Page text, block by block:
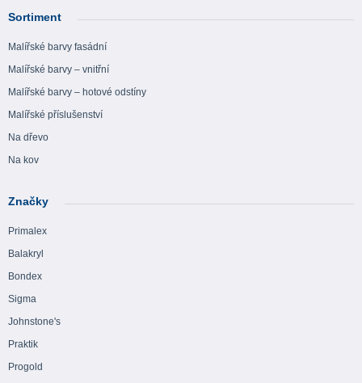
Sortiment
Malířské barvy fasádní
Malířské barvy – vnitřní
Malířské barvy – hotové odstíny
Malířské příslušenství
Na dřevo
Na kov
Značky
Primalex
Balakryl
Bondex
Sigma
Johnstone's
Praktik
Progold